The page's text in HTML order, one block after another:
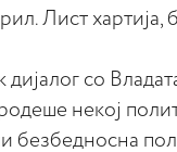
Лист хартија,
со
некој
безбедносна